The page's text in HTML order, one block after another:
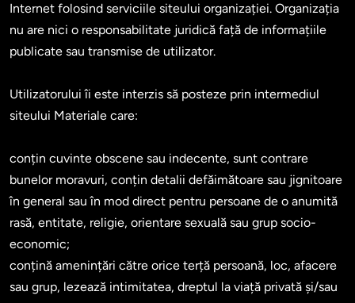
Internet folosind serviciile siteului organizației. Organizația
nu are nici o responsabilitate juridică față de informațiile
publicate sau transmise de utilizator.
Utilizatorului îi este interzis să posteze prin intermediul
siteului Materiale care:
conțin cuvinte obscene sau indecente, sunt contrare
bunelor moravuri, conțin detalii defăimătoare sau jignitoare
în general sau în mod direct pentru persoane de o anumită
rasă, entitate, religie, orientare sexuală sau grup socio-
economic;
conțină amenințări către orice terță persoană, loc, afacere
sau grup, lezează intimitatea, dreptul la viață privată și/sau